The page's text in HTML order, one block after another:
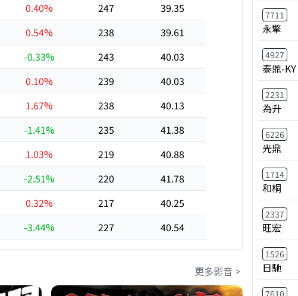
0.40% 247
39.35
0.54% 238
39.61
-0.33% 243
40.03
0.10% 239
40.03
1.67% 238
40.13
-1.41% 235
41.38
1.03% 219
40.88
-2.51% 220
41.78
0.32% 217
40.25
-3.44% 227 40.54
更多影音 >
7711
永擎
4927
泰鼎-KY
2231
為升
6226
光鼎
1714
和桐
2337
旺宏
1526
日馳
7610